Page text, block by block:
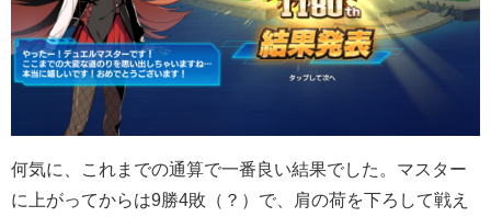
何気に、これまでの通算で一番良い結果でした。マスター
に上がってからは9勝4敗（？）で、肩の荷を下ろして戦え